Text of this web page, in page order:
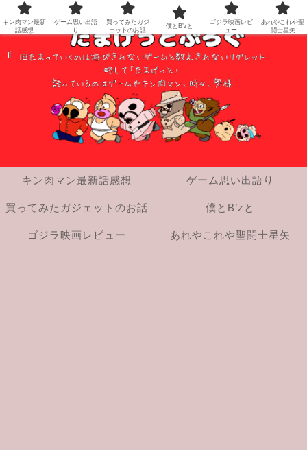
キン肉マン最新話感想 ゲーム思い出語り
買ってみたガジェットのお話 僕とB’zと
ゴジラ映画レビュー あれやこれや聖闘士星矢
キン肉マン最新
話感想
ゲーム思い出語
り
買ってみたガジ
ェットのお話
僕とB’zと
ゴジラ映画レビ
ュー
あれやこれや聖
闘士星矢